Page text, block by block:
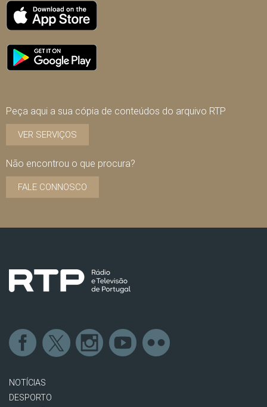
Peça aqui a sua cópia de conteúdos do arquivo RTP
VER SERVIÇOS
Não encontrou o que procura?
FALE CONNOSCO
NOTÍCIAS
DESPORTO